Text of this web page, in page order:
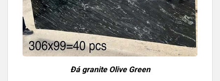
Đá granite Olive Green